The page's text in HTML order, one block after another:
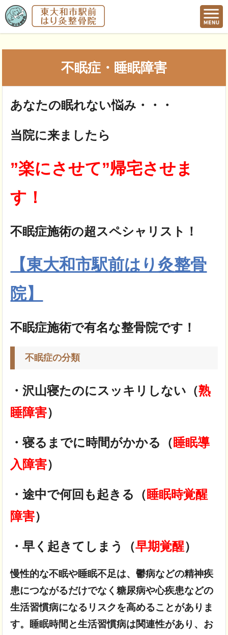
不眠症・睡眠障害
あなたの眠れない悩み・・・
当院に来ましたら
”楽にさせて”帰宅させま
す！
不眠症施術の超スペシャリスト！
【東大和市駅前はり灸整骨
院】
不眠症施術で有名な整骨院です！
不眠症の分類
・沢山寝たのにスッキリしない（熟
睡障害）
・寝るまでに時間がかかる（睡眠導
入障害）
・途中で何回も起きる（睡眠時覚醒
障害）
・早く起きてしまう（早期覚醒）
慢性的な不眠や睡眠不足は、鬱病などの精神疾
患につながるだけでなく糖尿病や心疾患などの
生活習慣病になるリスクを高めることがありま
す。
睡眠時間と生活習慣病は関連性があり、お